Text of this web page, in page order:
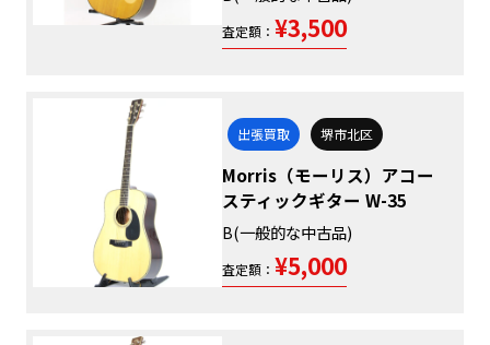
査定額： ¥3,500
出張買取 堺市北区
Morris（モーリス）アコー
スティックギター W-35
B(一般的な中古品)
査定額： ¥5,000